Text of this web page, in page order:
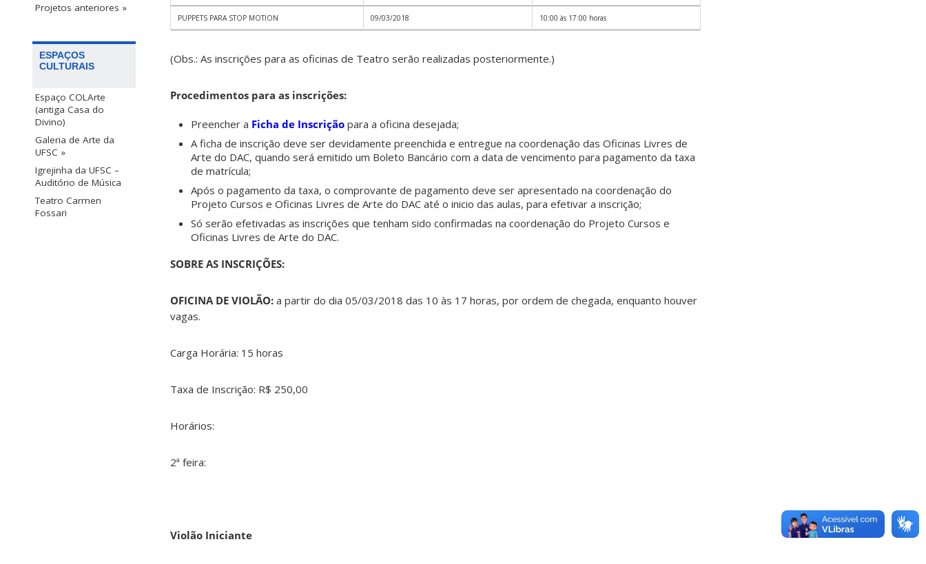
Projetos anteriores »
ESPAÇOS
CULTURAIS
Espaço COLArte
(antiga Casa do
Divino)
Galeria de Arte da
UFSC »
Igrejinha da UFSC –
Auditório de Música
Teatro Carmen
Fossari
PUPPETS PARA STOP MOTION 09/03/2018 10:00 às 17:00 horas
(Obs.: As inscrições para as oficinas de Teatro serão realizadas posteriormente.)
Procedimentos para as inscrições:
Preencher a Ficha de Inscrição para a oficina desejada;
A ficha de inscrição deve ser devidamente preenchida e entregue na coordenação das Oficinas Livres de
Arte do DAC, quando será emitido um Boleto Bancário com a data de vencimento para pagamento da taxa
de matrícula;
Após o pagamento da taxa, o comprovante de pagamento deve ser apresentado na coordenação do
Projeto Cursos e Oficinas Livres de Arte do DAC até o inicio das aulas, para efetivar a inscrição;
Só serão efetivadas as inscrições que tenham sido confirmadas na coordenação do Projeto Cursos e
Oficinas Livres de Arte do DAC.
SOBRE AS INSCRIÇÕES:
OFICINA DE VIOLÃO: a partir do dia 05/03/2018 das 10 às 17 horas, por ordem de chegada, enquanto houver
vagas.
Carga Horária: 15 horas
Taxa de Inscrição: R$ 250,00
Horários:
2ª feira:
Violão Iniciante